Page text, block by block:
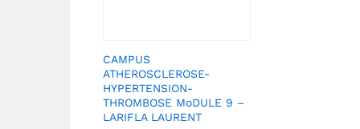
CAMPUS
ATHEROSCLEROSE-
HYPERTENSION-
THROMBOSE MoDULE 9 –
LARIFLA LAURENT